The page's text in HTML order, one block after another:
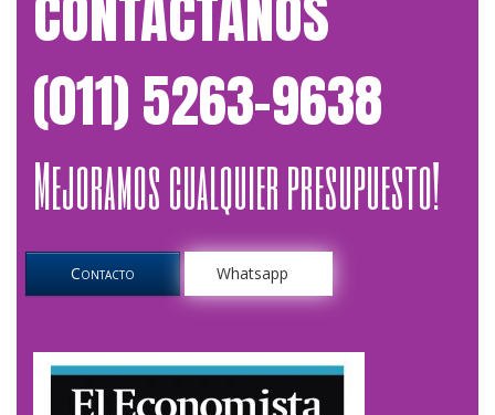
(011) 5263-9638
Mejoramos cualquier presupuesto!
Contacto Whatsapp